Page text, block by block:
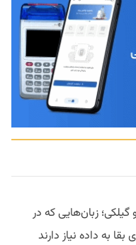
گیلکی؛ زبان‌هایی که در
به داده نیاز دارند